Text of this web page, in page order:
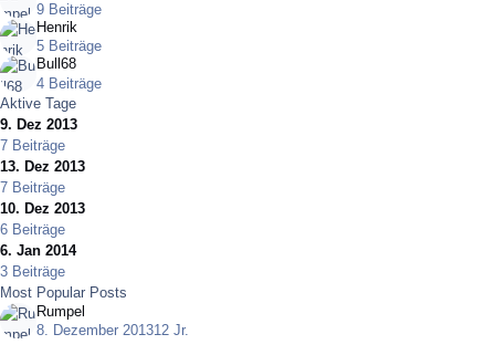
9 Beiträge
Henrik
5 Beiträge
Bull68
4 Beiträge
Aktive Tage
9. Dez 2013
7 Beiträge
13. Dez 2013
7 Beiträge
10. Dez 2013
6 Beiträge
6. Jan 2014
3 Beiträge
Most Popular Posts
Rumpel
8. Dezember 201312 Jr.